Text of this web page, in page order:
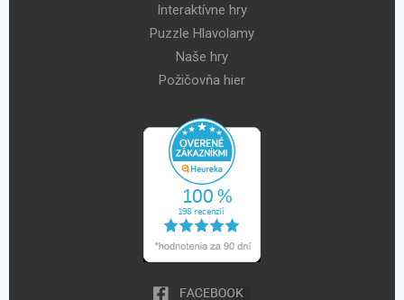
Interaktívne hry
Puzzle Hlavolamy
Naše hry
Požičovňa hier